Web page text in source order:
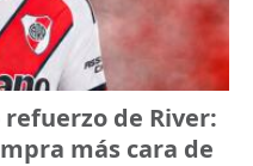
de River:
más cara de